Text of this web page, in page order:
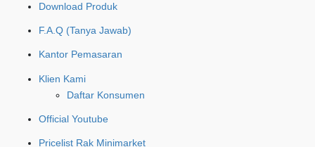
Download Produk
F.A.Q (Tanya Jawab)
Kantor Pemasaran
Klien Kami
Daftar Konsumen
Official Youtube
Pricelist Rak Minimarket